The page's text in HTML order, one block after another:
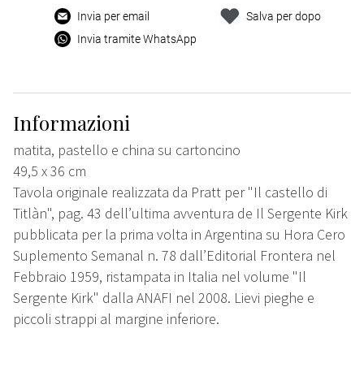
Invia per email
Invia tramite WhatsApp
Salva per dopo
Informazioni
matita, pastello e china su cartoncino
49,5 x 36 cm
Tavola originale realizzata da Pratt per "Il castello di
Titlàn", pag. 43 dell’ultima avventura de Il Sergente Kirk
pubblicata per la prima volta in Argentina su Hora Cero
Suplemento Semanal n. 78 dall’Editorial Frontera nel
Febbraio 1959, ristampata in Italia nel volume "Il
Sergente Kirk" dalla ANAFI nel 2008. Lievi pieghe e
piccoli strappi al margine inferiore.